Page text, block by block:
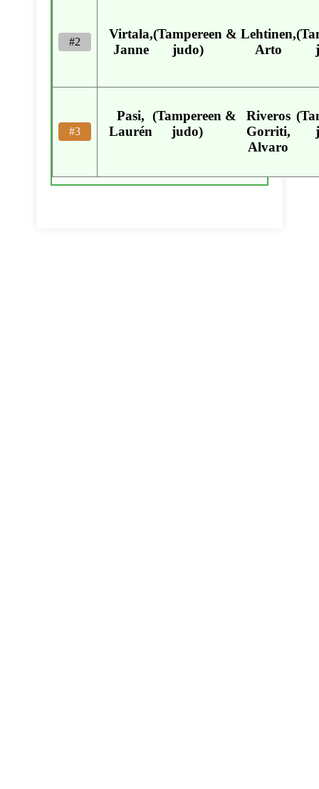
#2
Virtala,
Janne
(Tampereen
judo)
&Lehtinen,
Arto
#3
Pasi,
Laurén
(Tampereen
judo)
&
Riveros
Gorriti,
Alvaro